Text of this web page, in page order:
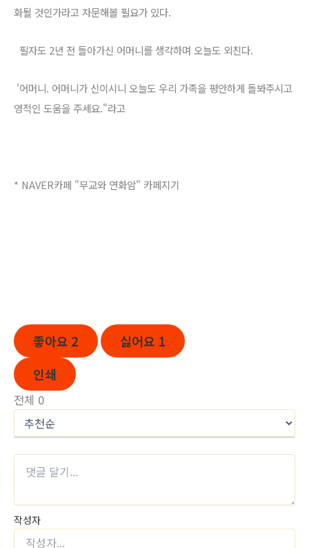
화될 것인가라고 자문해볼 필요가 있다.
필자도 2년 전 돌아가신 어머니를 생각하며 오늘도 외친다.
'어머니. 어머니가 신이시니 오늘도 우리 가족을 평안하게 돌봐주시고
영적인 도움을 주세요."라고
* NAVER카페 "무교와 연화암" 카페지기
좋아요 2 싫어요 1
인쇄
전체 0
작성자